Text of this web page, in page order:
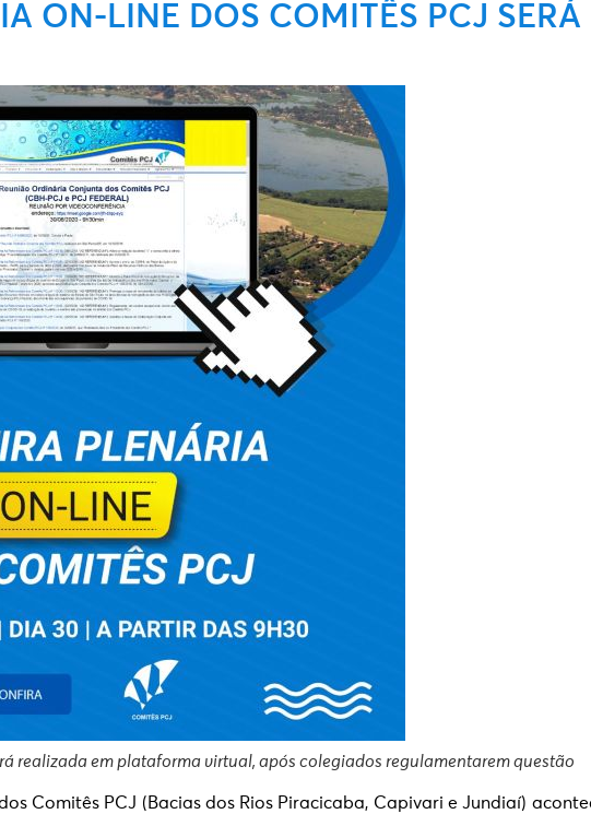
ON-LINE DOS COMITÊS PCJ
realizada em plataforma virtual, após colegiados regulamentarem questão
Comitês PCJ (Bacias dos Rios Piracicaba, Capivari e Jundiaí)